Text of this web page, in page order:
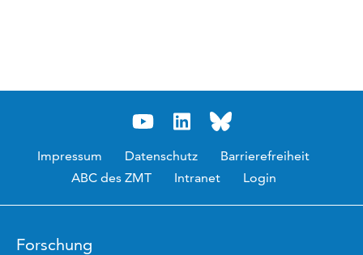
Impressum Datenschutz
Barrierefreiheit
ABC des ZMT
Intranet Login
Forschung